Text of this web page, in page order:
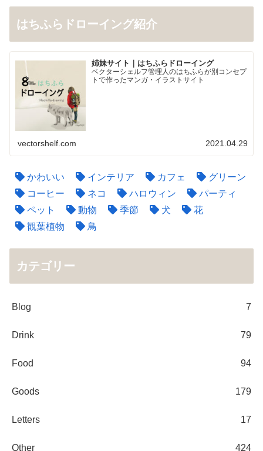
はちふらドローイング紹介
姉妹サイト｜はちふらドローイング
ベクターシェルフ管理人のはちふらが別コンセプ
トで作ったマンガ・イラストサイト
vectorshelf.com 2021.04.29
かわいい インテリア カフェ
グリーン
コーヒー
ネコ ハロウィン
パーティ
ペット
動物 季節 犬
花
観葉植物
鳥
カテゴリー
Blog 7
Drink 79
Food 94
Goods 179
Letters 17
Other 424